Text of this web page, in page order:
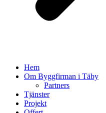
Hem
Om Byggfirman i Täby
Partners
Tjänster
Projekt